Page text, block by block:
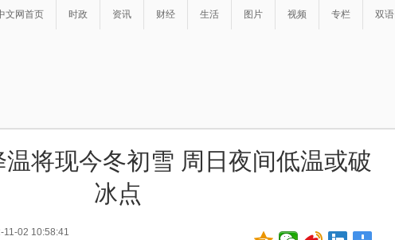
文网首页 时政 资讯 财经 生活 图片 视频 专栏 双语
将现今冬初雪 周日夜间低温或破
冰点
11-02 10:58:41